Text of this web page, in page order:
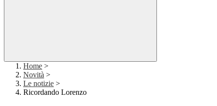
Home >
Novità >
Le notizie >
Ricordando Lorenzo